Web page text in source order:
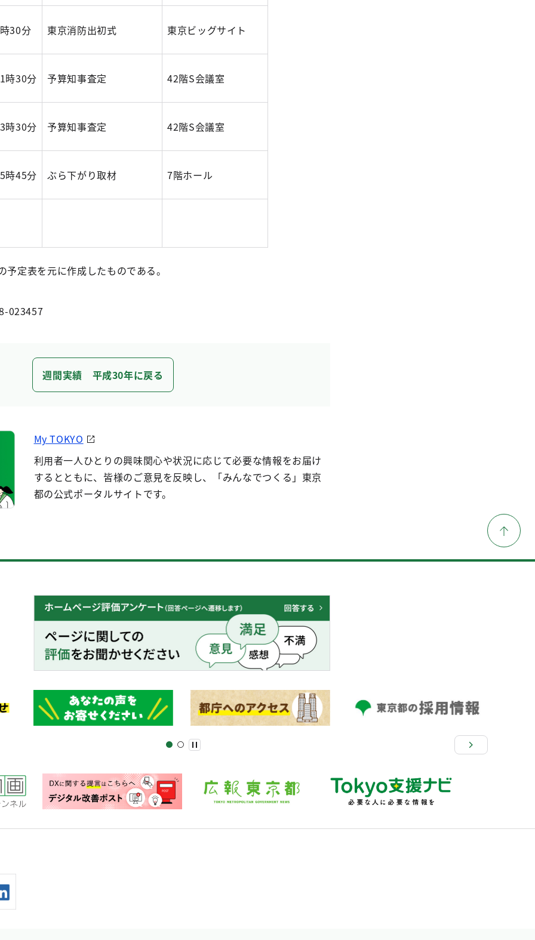
30分 東京消防出初式 東京ビッグサイト
時30分 予算知事査定 42階S会議室
時30分 予算知事査定 42階S会議室
時45分 ぶら下がり取材 7階ホール
定表を元に作成したものである。
023457
週間実績 平成30年に戻る
My TOKYO
利用者一人ひとりの興味関心や状況に応じて必要な情報をお届け
するとともに、皆様のご意見を反映し、「みんなでつくる」東京
都の公式ポータルサイトです。